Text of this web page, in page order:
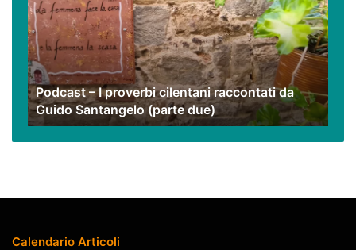
proverbi
cilentani
raccontati
da
Guido
Santangelo
(parte
due)
Podcast – I proverbi cilentani raccontati da
Guido Santangelo (parte due)
Calendario Articoli